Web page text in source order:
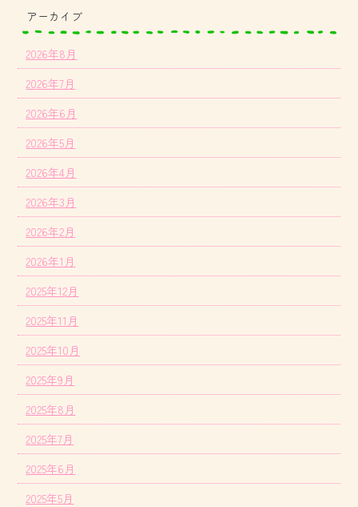
アーカイブ
2026年8月
2026年7月
2026年6月
2026年5月
2026年4月
2026年3月
2026年2月
2026年1月
2025年12月
2025年11月
2025年10月
2025年9月
2025年8月
2025年7月
2025年6月
2025年5月